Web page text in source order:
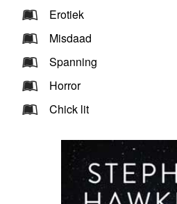
Erotiek
Misdaad
Spanning
Horror
Chick lit